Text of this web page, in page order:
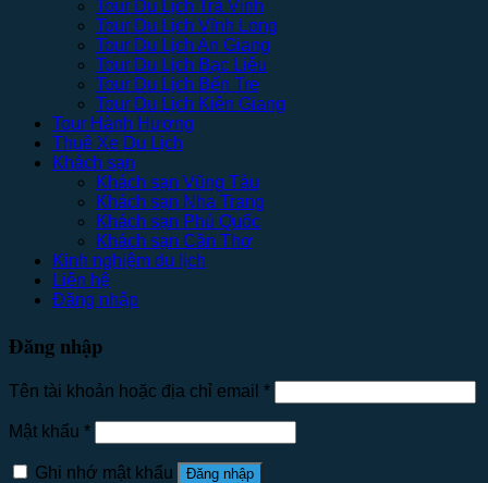
Tour Du Lịch Trà Vinh
Tour Du Lịch Vĩnh Long
Tour Du Lịch An Giang
Tour Du Lịch Bạc Liêu
Tour Du Lịch Bến Tre
Tour Du Lịch Kiên Giang
Tour Hành Hương
Thuê Xe Du Lịch
Khách sạn
Khách sạn Vũng Tàu
Khách sạn Nha Trang
Khách sạn Phú Quốc
Khách sạn Cần Thơ
Kinh nghiệm du lịch
Liên hệ
Đăng nhập
Đăng nhập
Tên tài khoản hoặc địa chỉ email *
Mật khẩu *
Ghi nhớ mật khẩu Đăng nhập